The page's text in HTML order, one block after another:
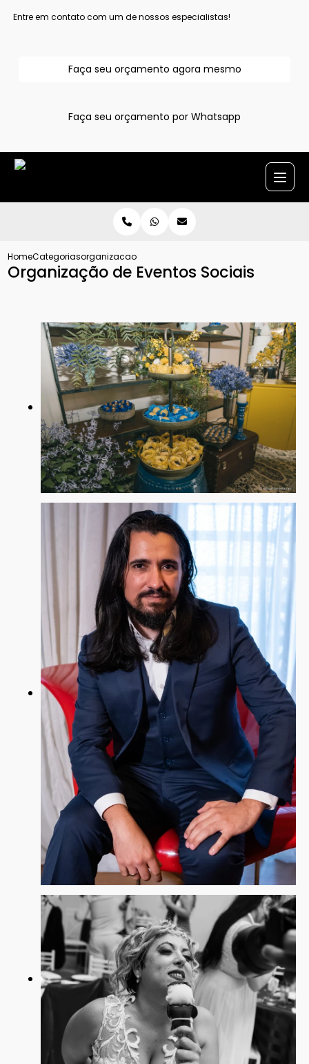
Entre em contato com um de nossos especialistas!
Faça seu orçamento agora mesmo
Faça seu orçamento por Whatsapp
HomeCategoriasorganizacao de eventos sociais
Organização de Eventos Sociais